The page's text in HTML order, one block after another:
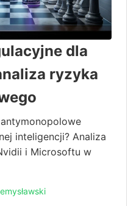
dla
ryzyka
inteligencji? Analiza
i Microsoftu w